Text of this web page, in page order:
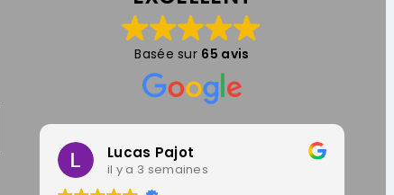
Basée sur 65 avis
Lucas Pajot
il y a 3 semaines